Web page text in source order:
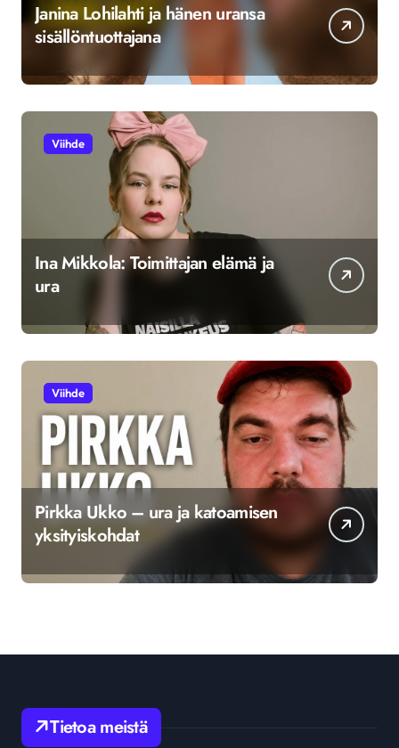
Janina Lohilahti ja hänen uransa
sisällöntuottajana
Viihde
Ina Mikkola: Toimittajan elämä ja
ura
Viihde
Pirkka Ukko – ura ja katoamisen
yksityiskohdat
Tietoa meistä